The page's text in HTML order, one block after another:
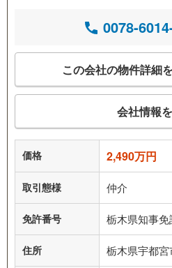
0078-
この会社の物件詳細
会社情報
価格 2,490万円
取引態様 仲介
免許番号 栃木県知事
住所 栃木県宇都